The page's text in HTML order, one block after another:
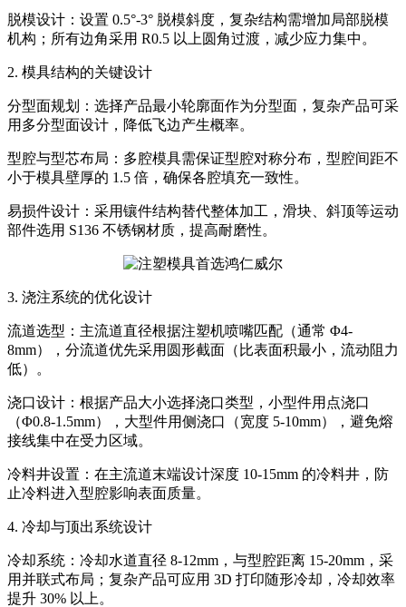
脱模设计：设置 0.5°-3° 脱模斜度，复杂结构需增加局部脱模
机构；所有边角采用 R0.5 以上圆角过渡，减少应力集中。
2. 模具结构的关键设计
分型面规划：选择产品最小轮廓面作为分型面，复杂产品可采
用多分型面设计，降低飞边产生概率。
型腔与型芯布局：多腔模具需保证型腔对称分布，型腔间距不
小于模具壁厚的 1.5 倍，确保各腔填充一致性。
易损件设计：采用镶件结构替代整体加工，滑块、斜顶等运动
部件选用 S136 不锈钢材质，提高耐磨性。
3. 浇注系统的优化设计
流道选型：主流道直径根据注塑机喷嘴匹配（通常 Φ4-
8mm），分流道优先采用圆形截面（比表面积最小，流动阻力
低）。
浇口设计：根据产品大小选择浇口类型，小型件用点浇口
（Φ0.8-1.5mm），大型件用侧浇口（宽度 5-10mm），避免熔
接线集中在受力区域。
冷料井设置：在主流道末端设计深度 10-15mm 的冷料井，防
止冷料进入型腔影响表面质量。
4. 冷却与顶出系统设计
冷却系统：冷却水道直径 8-12mm，与型腔距离 15-20mm，采
用并联式布局；复杂产品可应用 3D 打印随形冷却，冷却效率
提升 30% 以上。